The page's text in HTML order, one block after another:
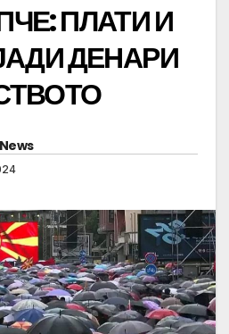
ПЛАТИ И
ДЕНАРИ